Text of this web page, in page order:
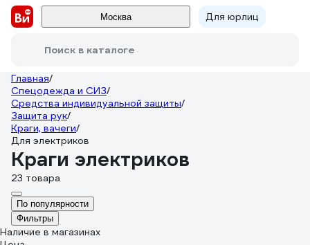
Москва Для юрлиц
Поиск в каталоге
Главная/
Спецодежда и СИЗ/
Средства индивидуальной защиты/
Защита рук/
Краги, вачеги/
Для электриков
Краги электриков
23 товара
По популярности
Фильтры
Наличие в магазинах